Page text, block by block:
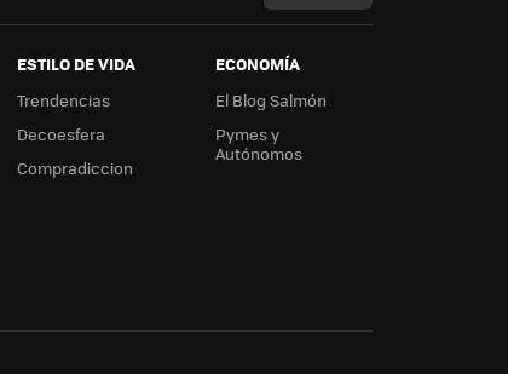
ESTILO DE VIDA
Trendencias
Decoesfera
Compradiccion
ECONOMÍA
El Blog Salmón
Pymes y
Autónomos